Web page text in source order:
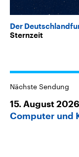
Der
Sternzeit
Nächste Sendung
15. August 2026
Computer und